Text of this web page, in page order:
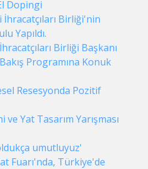
Dopingi
Birliği'nin
Yapıldı.
Birliği Başkanı
Programına Konuk
Resesyonda Pozitif
ve Yat Tasarım Yarışması
umutluyuz'
Fuarı'nda, Türkiye'de